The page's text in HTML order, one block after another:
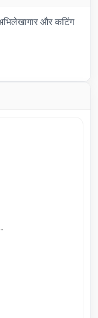
और कटिंग